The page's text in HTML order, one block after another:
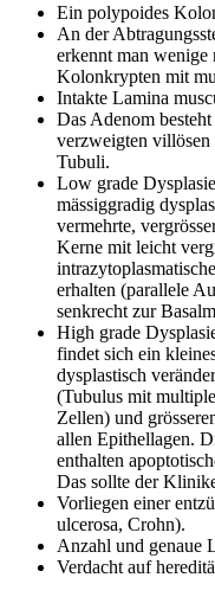
Ein polypoides
An der
erkennt man wenige
Kolonkrypten mit
Intakte Lamina
Das Adenom
verzweigten
Tubuli.
Low grade
mässiggradig
vermehrte,
Kerne mit leicht
erhalten (parallele
senkrecht zur
High grade
findet sich ein
dysplastisch
(Tubulus mit
Zellen) und
allen Epithellagen.
enthalten
Das sollte der
Vorliegen einer
ulcerosa, Crohn).
Anzahl und genaue
Verdacht auf